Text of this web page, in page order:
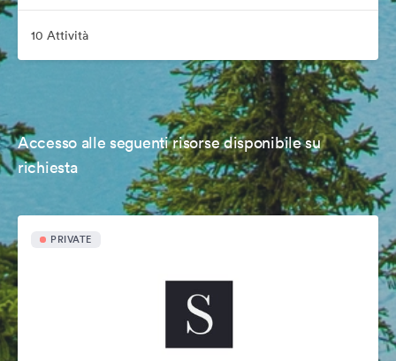
10 Attività
Accesso alle seguenti risorse disponibile su
richiesta
PRIVATE